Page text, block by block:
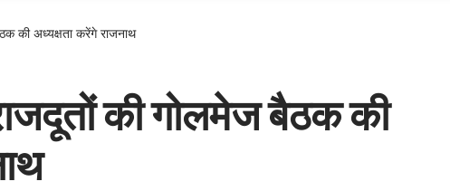
की अध्यक्षता करेंगे राजनाथ
की गोलमेज बैठक की